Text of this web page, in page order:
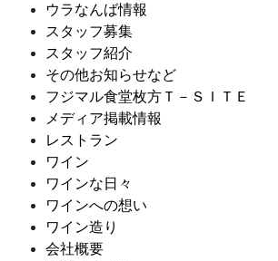
ウラなんば情報
スタッフ募集
スタッフ紹介
その他お知らせなど
フジマル食堂枚方Ｔ－ＳＩＴＥ
メディア掲載情報
レストラン
ワイン
ワインな日々
ワインへの想い
ワイン造り
会社概要